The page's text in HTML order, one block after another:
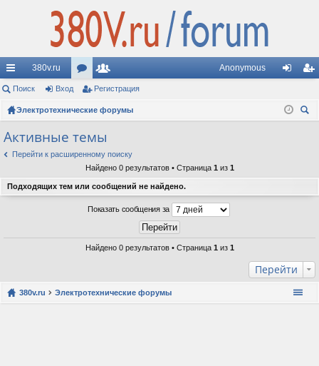
с
ы
лк
и
380v.ru
ор
ум
ол
ьз
ат
ел
и
Anonymous
д ис
Поиск Вход Регистрация
Электротехнические форумы
Активные темы
Перейти к расширенному поиску
Найдено 0 результатов • Страница 1 из 1
Подходящих тем или сообщений не найдено.
Показать сообщения за
Найдено 0 результатов • Страница 1 из 1
Перейти
380v.ru Электротехнические форумы